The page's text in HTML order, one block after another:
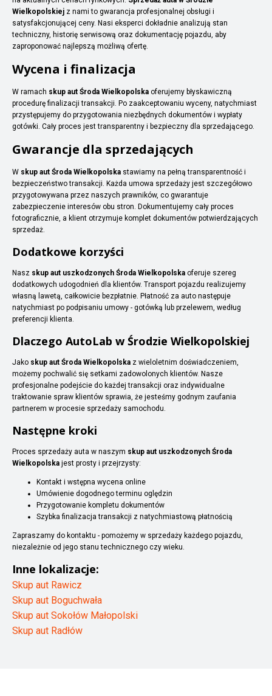
Wielkopolskiej z nami to gwarancja profesjonalnej obsługi i
satysfakcjonującej ceny. Nasi eksperci dokładnie analizują stan
techniczny, historię serwisową oraz dokumentację pojazdu, aby
zaproponować najlepszą możliwą ofertę.
Wycena i finalizacja
W ramach skup aut Środa Wielkopolska oferujemy błyskawiczną
procedurę finalizacji transakcji. Po zaakceptowaniu wyceny, natychmiast
przystępujemy do przygotowania niezbędnych dokumentów i wypłaty
gotówki. Cały proces jest transparentny i bezpieczny dla sprzedającego.
Gwarancje dla sprzedających
W skup aut Środa Wielkopolska stawiamy na pełną transparentność i
bezpieczeństwo transakcji. Każda umowa sprzedaży jest szczegółowo
przygotowywana przez naszych prawników, co gwarantuje
zabezpieczenie interesów obu stron. Dokumentujemy cały proces
fotograficznie, a klient otrzymuje komplet dokumentów potwierdzających
sprzedaż.
Dodatkowe korzyści
Nasz skup aut uszkodzonych Środa Wielkopolska oferuje szereg
dodatkowych udogodnień dla klientów. Transport pojazdu realizujemy
własną lawetą, całkowicie bezpłatnie. Płatność za auto następuje
natychmiast po podpisaniu umowy - gotówką lub przelewem, według
preferencji klienta.
Dlaczego AutoLab w Środzie Wielkopolskiej
Jako skup aut Środa Wielkopolska z wieloletnim doświadczeniem,
możemy pochwalić się setkami zadowolonych klientów. Nasze
profesjonalne podejście do każdej transakcji oraz indywidualne
traktowanie spraw klientów sprawia, że jesteśmy godnym zaufania
partnerem w procesie sprzedaży samochodu.
Następne kroki
Proces sprzedaży auta w naszym skup aut uszkodzonych Środa
Wielkopolska jest prosty i przejrzysty:
Kontakt i wstępna wycena online
Umówienie dogodnego terminu oględzin
Przygotowanie kompletu dokumentów
Szybka finalizacja transakcji z natychmiastową płatnością
Zapraszamy do kontaktu - pomożemy w sprzedaży każdego pojazdu,
niezależnie od jego stanu technicznego czy wieku.
Inne lokalizacje:
Skup aut Rawicz
Skup aut Boguchwała
Skup aut Sokołów Małopolski
Skup aut Radłów